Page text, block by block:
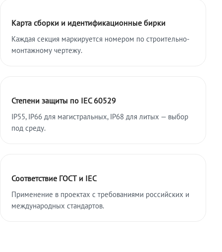
Карта сборки и идентификационные бирки
Каждая секция маркируется номером по строительно-
монтажному чертежу.
Степени защиты по IEC 60529
IP55, IP66 для магистральных, IP68 для литых — выбор
под среду.
Соответствие ГОСТ и IEC
Применение в проектах с требованиями российских и
международных стандартов.